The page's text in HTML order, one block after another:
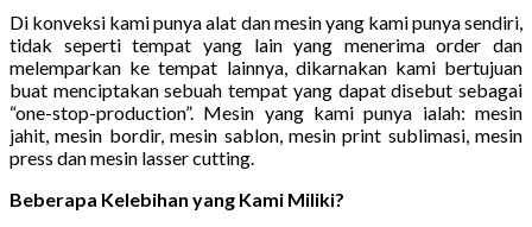
Di konveksi kami punya alat dan mesin yang kami punya sendiri,
tidak seperti tempat yang lain yang menerima order dan
melemparkan ke tempat lainnya, dikarnakan kami bertujuan
buat menciptakan sebuah tempat yang dapat disebut sebagai
“one-stop-production”. Mesin yang kami punya ialah: mesin
jahit, mesin bordir, mesin sablon, mesin print sublimasi, mesin
press dan mesin lasser cutting.
Beberapa Kelebihan yang Kami Miliki?